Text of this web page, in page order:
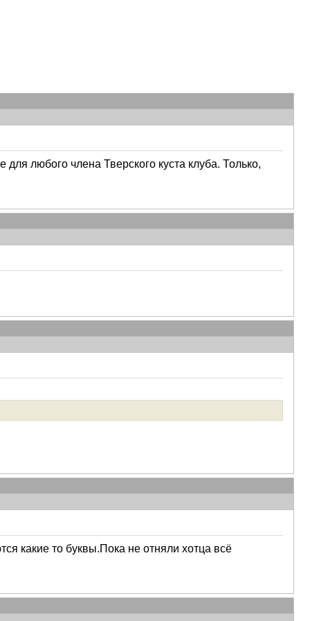
любого члена Тверского куста клуба. Только,
какие то буквы.Пока не отняли хотца всё